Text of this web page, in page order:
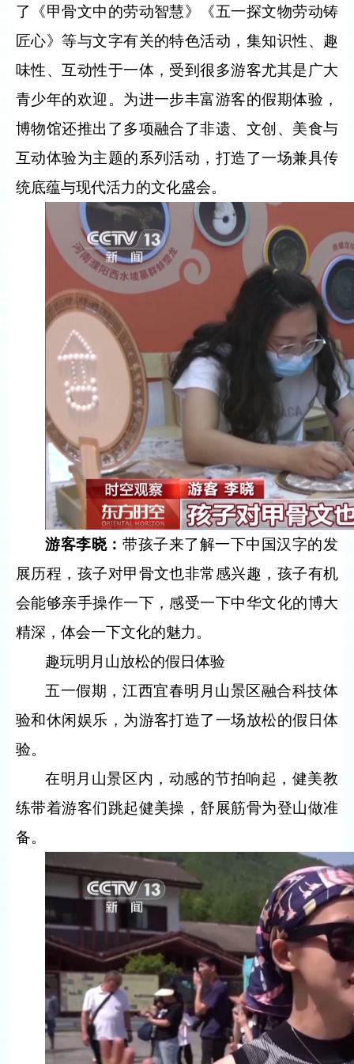
了《甲骨文中的劳动智慧》《五一探文物劳动铸
匠心》等与文字有关的特色活动，集知识性、趣
味性、互动性于一体，受到很多游客尤其是广大
青少年的欢迎。为进一步丰富游客的假期体验，
博物馆还推出了多项融合了非遗、文创、美食与
互动体验为主题的系列活动，打造了一场兼具传
统底蕴与现代活力的文化盛会。
游客李晓：带孩子来了解一下中国汉字的发
展历程，孩子对甲骨文也非常感兴趣，孩子有机
会能够亲手操作一下，感受一下中华文化的博大
精深，体会一下文化的魅力。
趣玩明月山放松的假日体验
五一假期，江西宜春明月山景区融合科技体
验和休闲娱乐，为游客打造了一场放松的假日体
验。
在明月山景区内，动感的节拍响起，健美教
练带着游客们跳起健美操，舒展筋骨为登山做准
备。